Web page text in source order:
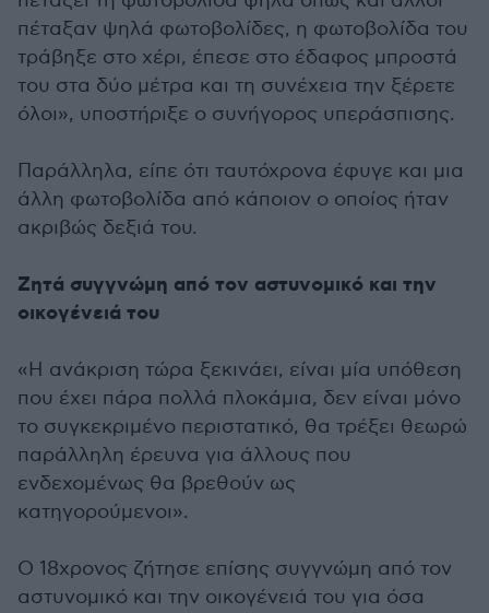
πέταξαν ψηλά φωτοβολίδες, η φωτοβολίδα του
τράβηξε στο χέρι, έπεσε στο έδαφος μπροστά
του στα δύο μέτρα και τη συνέχεια την ξέρετε
όλοι», υποστήριξε ο συνήγορος υπεράσπισης.
Παράλληλα, είπε ότι ταυτόχρονα έφυγε και μια
άλλη φωτοβολίδα από κάποιον ο οποίος ήταν
ακριβώς δεξιά του.
Ζητά συγγνώμη από τον αστυνομικό και την
οικογένειά του
«Η ανάκριση τώρα ξεκινάει, είναι μία υπόθεση
που έχει πάρα πολλά πλοκάμια, δεν είναι μόνο
το συγκεκριμένο περιστατικό, θα τρέξει θεωρώ
παράλληλη έρευνα για άλλους που
ενδεχομένως θα βρεθούν ως
κατηγορούμενοι».
Ο 18χρονος ζήτησε επίσης συγγνώμη από τον
αστυνομικό και την οικογένειά του για όσα